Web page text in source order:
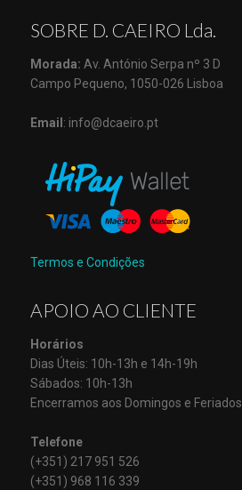
SOBRE D. CAEIRO Lda.
Morada: Av. António Serpa nº 3 D
Campo Pequeno, 1050-026 Lisboa
Email : info@dcaeiro.pt
Termos e Condições
APOIO AO CLIENTE
Horários
Dias Úteis: 10h-13h e 14h-19h
Sábados: 10h-13h
Encerramos aos Domingos e Feriados
Telefone
(+351) 217 951 526
(+351) 968 116 339